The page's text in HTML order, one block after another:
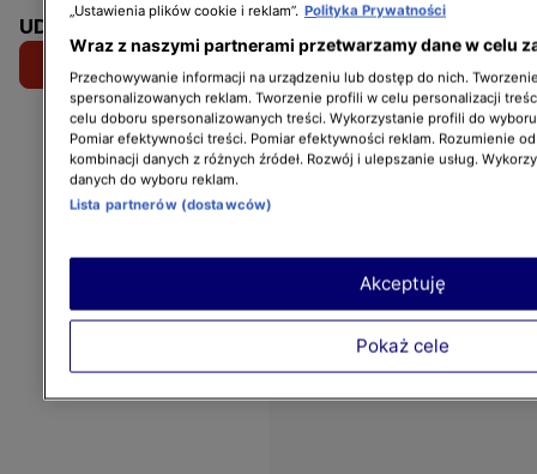
UDOSTĘPNIJ:
„Ustawienia plików cookie i reklam”. Polityka Prywatności
Wraz z naszymi partnerami przetwarzamy dane w celu
Przechowywanie informacji na urządzeniu lub dostęp do nich.
spersonalizowanych reklam. Tworzenie profili w celu personalizacji
celu doboru spersonalizowanych treści. Wykorzystanie profili do
Pomiar efektywności treści. Pomiar efektywności reklam. Rozumienie
kombinacji danych z różnych źródeł. Rozwój i ulepszanie usług.
danych do wyboru reklam.
Lista partnerów (dostawców)
Pokaż cele
Akceptuję